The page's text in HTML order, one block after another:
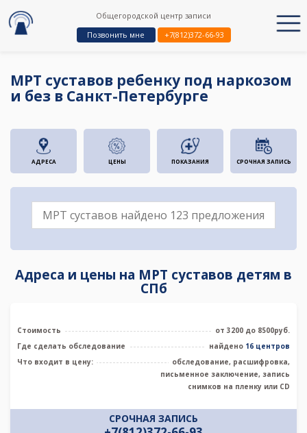
Общегородской центр записи
Позвонить мне
+7(812)372-66-93
МРТ суставов ребенку под наркозом
и без в Санкт-Петербурге
АДРЕСА ЦЕНЫ ПОКАЗАНИЯ СРОЧНАЯ ЗАПИСЬ
Адреса и цены на МРТ суставов детям в
СПб
Стоимость
от 3200 до 8500руб.
Где сделать обследование
найдено 16 центров
Что входит в цену:
обследование, расшифровка,
письменное заключение, запись
снимков на пленку или CD
СРОЧНАЯ ЗАПИСЬ